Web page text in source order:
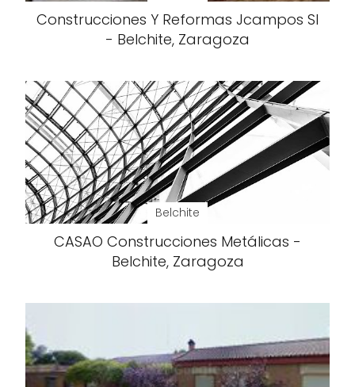
Construcciones Y Reformas Jcampos Sl
- Belchite, Zaragoza
Belchite
CASAO Construcciones Metálicas -
Belchite, Zaragoza